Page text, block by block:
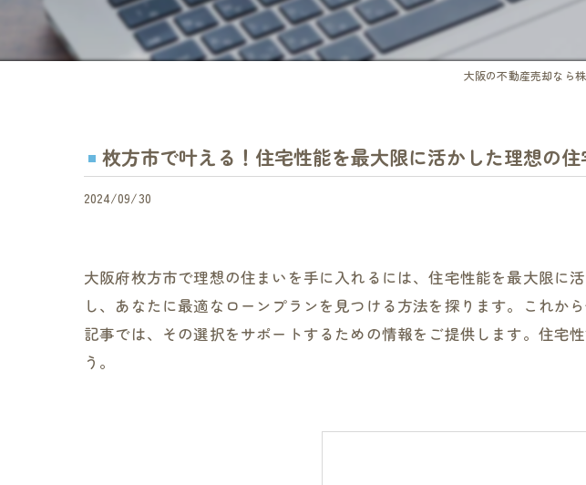
大阪の不動産売却なら
枚方市で叶える！住宅性能を最大限に活かした理想の
2024/09/30
大阪府枚方市で理想の住まいを手に入れるには、住宅性能を最大限に
し、あなたに最適なローンプランを見つける方法を探ります。これ
記事では、その選択をサポートするための情報をご提供します。住宅
う。